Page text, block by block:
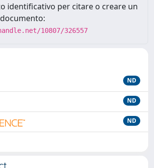
identificativo per citare o creare un
10807/326557
ND
ND
ND